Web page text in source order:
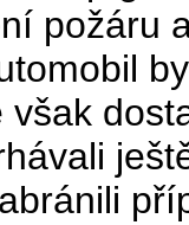
požáru